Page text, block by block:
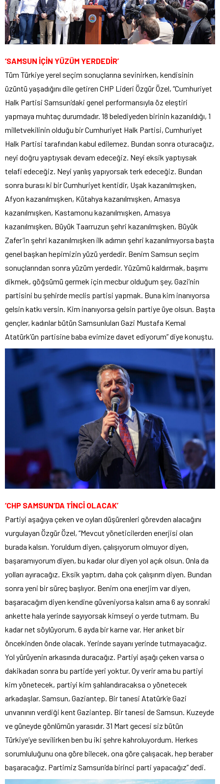
‘SAMSUN İÇİN YÜZÜM YERDEDİR’
Tüm Türkiye yerel seçim sonuçlarına sevinirken, kendisinin
üzüntü yaşadığını dile getiren CHP Lideri Özgür Özel, “Cumhuriyet
Halk Partisi Samsun’daki genel performansıyla öz eleştiri
yapmaya muhtaç durumdadır. 18 belediyeden birinin kazanıldığı, 1
milletvekilinin olduğu bir Cumhuriyet Halk Partisi, Cumhuriyet
Halk Partisi tarafından kabul edilemez. Bundan sonra oturacağız,
neyi doğru yaptıysak devam edeceğiz. Neyi eksik yaptıysak
telafi edeceğiz. Neyi yanlış yapıyorsak terk edeceğiz. Bundan
sonra burası ki bir Cumhuriyet kentidir, Uşak kazanılmışken,
Afyon kazanılmışken, Kütahya kazanılmışken, Amasya
kazanılmışken, Kastamonu kazanılmışken, Amasya
kazanılmışken, Büyük Taarruzun şehri kazanılmışken, Büyük
Zafer’in şehri kazanılmışken ilk adımın şehri kazanılmıyorsa başta
genel başkan hepimizin yüzü yerdedir. Benim Samsun seçim
sonuçlarından sonra yüzüm yerdedir. Yüzümü kaldırmak, başımı
dikmek, göğsümü germek için mecbur olduğum şey, Gazi’nin
partisini bu şehirde meclis partisi yapmak. Buna kim inanıyorsa
gelsin katkı versin. Kim inanıyorsa gelsin partiye üye olsun. Başta
gençler, kadınlar bütün Samsunluları Gazi Mustafa Kemal
Atatürk’ün partisine baba evimize davet ediyorum” diye konuştu.
‘CHP SAMSUN’DA 1’İNCİ OLACAK’
Partiyi aşağıya çeken ve oyları düşürenleri görevden alacağını
vurgulayan Özgür Özel, “Mevcut yöneticilerden enerjisi olan
burada kalsın. Yoruldum diyen, çalışıyorum olmuyor diyen,
başaramıyorum diyen, bu kadar olur diyen yol açık olsun. Onla da
yolları ayıracağız. Eksik yaptım, daha çok çalışırım diyen. Bundan
sonra yeni bir süreç başlıyor. Benim ona enerjim var diyen,
başaracağım diyen kendine güveniyorsa kalsın ama 6 ay sonraki
ankette hala yerinde sayıyorsak kimseyi o yerde tutmam. Bu
kadar net söylüyorum. 6 ayda bir karne var. Her anket bir
öncekinden önde olacak. Yerinde sayanı yerinde tutmayacağız.
Yol yürüyenin arkasında duracağız. Partiyi aşağı çeken varsa o
dakikadan sonra bu partide yeri yoktur. Oy verir ama bu partiyi
kim yönetecek, partiyi kim şahlandıracaksa o yönetecek
arkadaşlar. Samsun, Gaziantep. Bir tanesi Atatürk’e Gazi
unvanının verdiği kent Gaziantep. Bir tanesi de Samsun. Kuzeyde
ve güneyde gönlümün yarasıdır. 31 Mart gecesi siz bütün
Türkiye’ye sevilirken ben bu iki şehre kahroluyordum. Herkes
sorumluluğunu ona göre bilecek, ona göre çalışacak, hep beraber
başaracağız. Partimiz Samsun’da birinci parti yapacağız” dedi.